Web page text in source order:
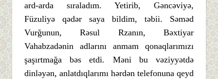
ard-arda sıraladım. Yetirib, Gəncəviyə,
Füzuliyə qədər saya bildim, təbii. Səməd
Vurğunun, Rəsul Rzanın, Bəxtiyar
Vahabzadənin adlarını anmam qonaqlarımızı
şaşırtmağa bəs etdi. Məni bu vəziyyətdə
dinləyən, anlatdıqlarımı hərdən telefonuna qeyd